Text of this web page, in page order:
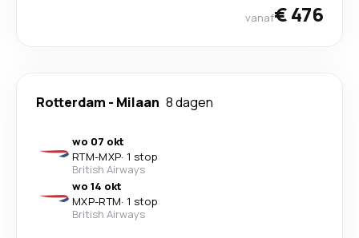
vanaf€ 476
Rotterdam - Milaan 8 dagen
wo 07 okt
RTM-MXP· 1 stop
British Airways
wo 14 okt
MXP-RTM· 1 stop
British Airways